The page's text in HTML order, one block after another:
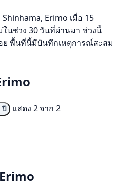
Erimo เมื่อ 15
นช่วง 30 วันที่ผ่านมา ช่วงนี้
ย พื้นที่นี้มีบันทึกเหตุการณ์สะสม
ปี
แสดง 2 จาก 2